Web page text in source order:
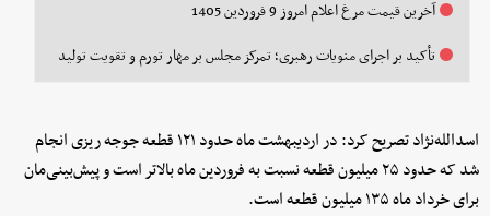
آخرین قیمت مرغ اعلام امروز 9 فروردین 1405
تأکید بر اجرای منویات رهبری؛ تمرکز مجلس بر مهار تورم و تقویت تولید
اسدالله‌نژاد تصریح کرد: در اردیبهشت ماه حدود ۱۲۱ قطعه جوجه ریزی انجام
شد که حدود ۲۵ میلیون قطعه نسبت به فروردین ماه بالاتر است و پیش‌بینی‌مان
برای خرداد ماه ۱۳۵ میلیون قطعه است.